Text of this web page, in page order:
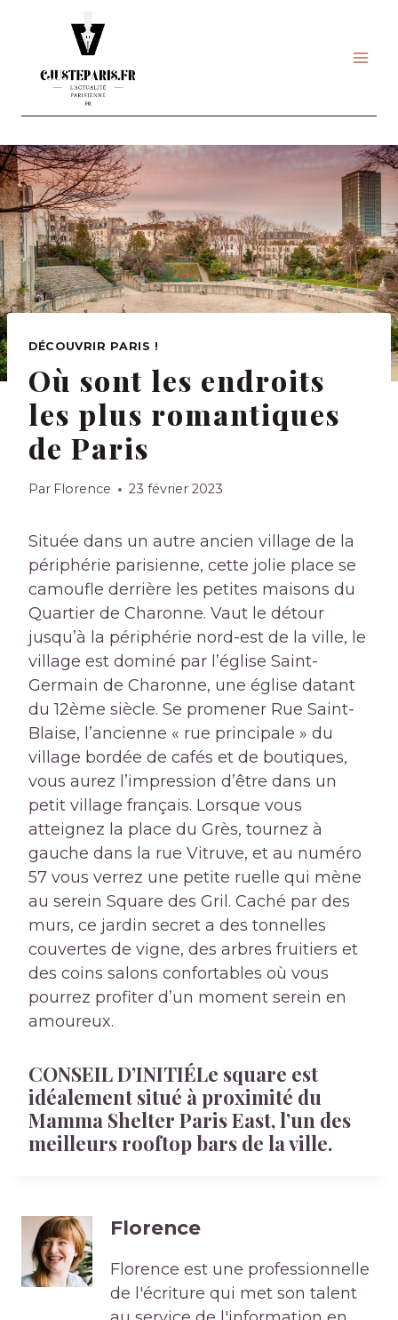
DÉCOUVRIR PARIS !
Où sont les endroits
les plus romantiques
de Paris
Par Florence 23 février 2023
Située dans un autre ancien village de la
périphérie parisienne, cette jolie place se
camoufle derrière les petites maisons du
Quartier de Charonne. Vaut le détour
jusqu’à la périphérie nord-est de la ville, le
village est dominé par l’église Saint-
Germain de Charonne, une église datant
du 12ème siècle. Se promener Rue Saint-
Blaise, l’ancienne « rue principale » du
village bordée de cafés et de boutiques,
vous aurez l’impression d’être dans un
petit village français. Lorsque vous
atteignez la place du Grès, tournez à
gauche dans la rue Vitruve, et au numéro
57 vous verrez une petite ruelle qui mène
au serein Square des Gril. Caché par des
murs, ce jardin secret a des tonnelles
couvertes de vigne, des arbres fruitiers et
des coins salons confortables où vous
pourrez profiter d’un moment serein en
amoureux.
CONSEIL D’INITIÉLe square est
idéalement situé à proximité du
Mamma Shelter Paris East, l’un des
meilleurs rooftop bars de la ville.
Florence
Florence est une professionnelle
de l'écriture qui met son talent